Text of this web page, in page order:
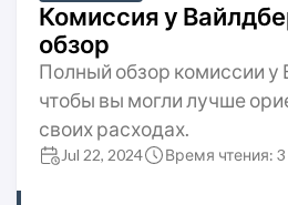
Комиссия у
обзор
Полный обзор комиссии у
чтобы вы могли лучше
своих расходах.
Jul 22, 2024 Время чтения: